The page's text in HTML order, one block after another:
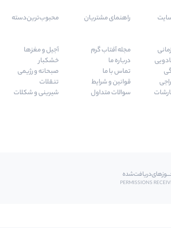
راهنمای مشتریان
مجله آفتاب گرم
درباره ما
تماس با ما
قوانین و شرایط
سوالات متداول
محبوب‌ترین‌دسته‌
آجیل و مغزها
خشکبار
صبحانه و رژیمی
تنقلات
شیرینی و شکلات
PERMISSIONS